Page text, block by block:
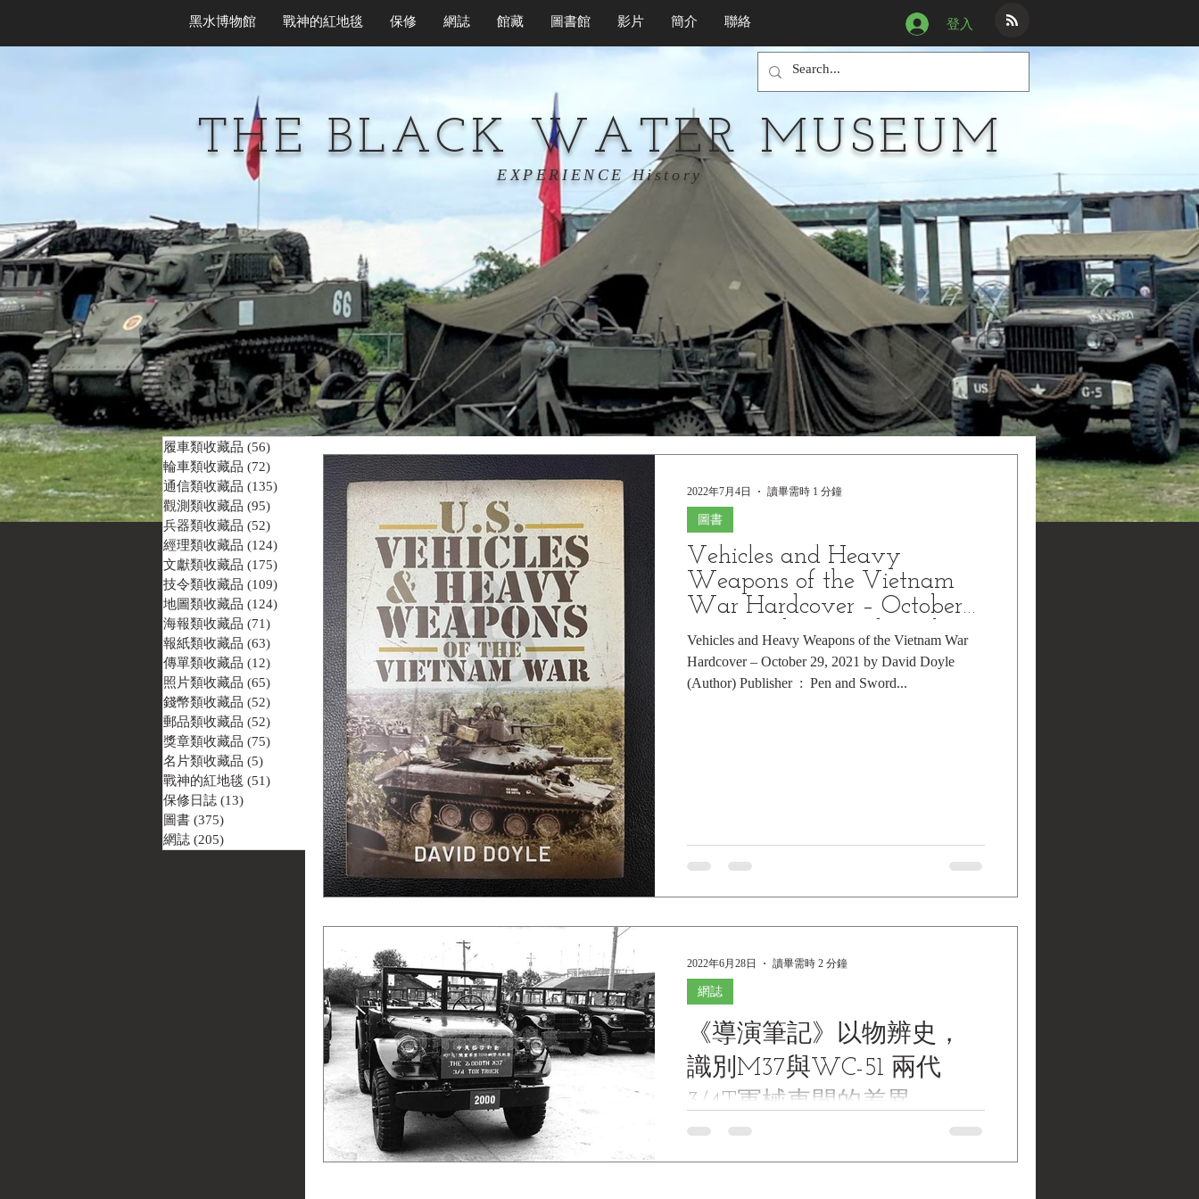
黑水博物館 戰神的紅地毯 保修 網誌 館藏 圖書館 影片 簡介 聯絡 登入
THE BLACK WATER MUSEUM
EXPERIENCE History
履車類收藏品 (56)
輪車類收藏品 (72) 72 篇文章
通信類收藏品 (135) 135 篇文章
觀測類收藏品 (95) 95 篇文章
兵器類收藏品 (52) 52 篇文章
經理類收藏品 (124) 124 篇文章
文獻類收藏品 (175) 175 篇文章
技令類收藏品 (109) 109 篇文章
地圖類收藏品 (124) 124 篇文章
海報類收藏品 (71) 71 篇文章
報紙類收藏品 (63) 63 篇文章
傳單類收藏品 (12) 12 篇文章
照片類收藏品 (65) 65 篇文章
錢幣類收藏品 (52) 52 篇文章
郵品類收藏品 (52) 52 篇文章
獎章類收藏品 (75) 75 篇文章
名片類收藏品 (5)
戰神的紅地毯 (51) 51 篇文章
保修日誌 (13)
圖書 (375)
網誌 (205)
Vehicles and Heavy
Weapons of the Vietnam
War Hardcover – October
29, 2021 by David Doyle
Vehicles and Heavy Weapons of the Vietnam War
Hardcover – October 29, 2021 by David Doyle
(Author) Publisher ‏ : ‎ Pen and Sword...
圖書
2022年7月4日 讀畢需時 1 分鐘
《導演筆記》以物辨史，
識別M37與WC-51 兩代
3/4T軍械車間的差異
《導演筆記》以物辨史，歷史機動物件是見證
歷史重要的沉默證人，亦是度量每一次口述歷
網誌
2022年6月28日 讀畢需時 2 分鐘